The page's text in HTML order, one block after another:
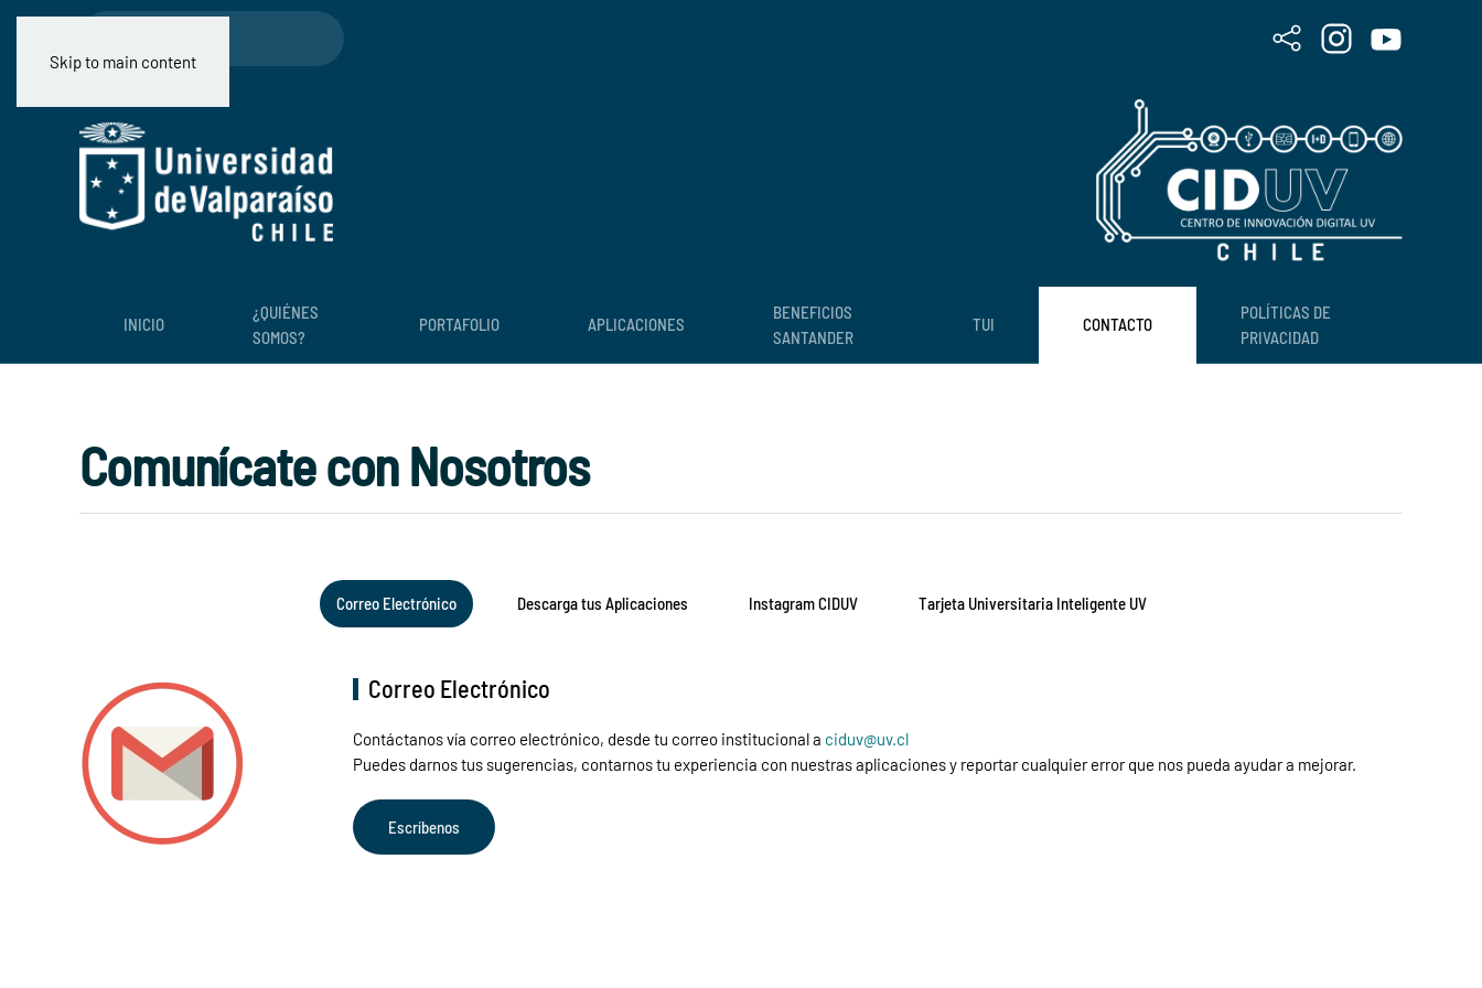
Skip to main content
INICIO
¿QUIÉNES
SOMOS?
PORTAFOLIO APLICACIONES
BENEFICIOS
SANTANDER
TUI CONTACTO
POLÍTICAS DE
PRIVACIDAD
Comunícate con Nosotros
Correo Electrónico Descarga tus Aplicaciones Instagram CIDUV Tarjeta Universitaria Inteligente UV
Correo Electrónico
Contáctanos vía correo electrónico, desde tu correo institucional a ciduv@uv.cl
Puedes darnos tus sugerencias, contarnos tu experiencia con nuestras aplicaciones y reportar cualquier error que nos pueda ayudar a mejorar.
Escríbenos